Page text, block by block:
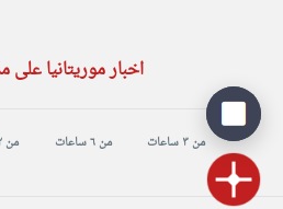
اخبار موريتانيا على
من ٣ ساعات من ٦ ساعات من ١٢ ساعة